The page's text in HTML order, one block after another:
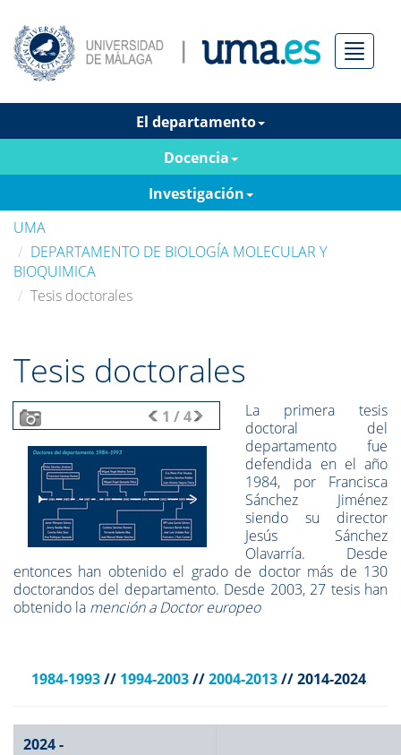
Menú
El departamento
Docencia
Investigación
UMA
DEPARTAMENTO DE BIOLOGÍA MOLECULAR Y
BIOQUIMICA
Tesis doctorales
Tesis doctorales
1 / 4
La primera tesis
doctoral del
departamento fue
defendida en el año
1984, por Francisca
Sánchez Jiménez
siendo su director
Jesús Sánchez
Olavarría. Desde
entonces han obtenido el grado de doctor más de 130
doctorandos del departamento. Desde 2003, 27 tesis han
obtenido la mención a Doctor europeo
1984-1993// 1994-2003//2004-2013// 2014-2024
2024 -